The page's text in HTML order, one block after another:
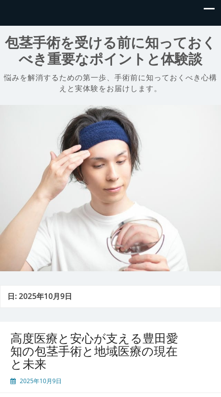
包茎手術を受ける前に知っておく
べき重要なポイントと体験談
悩みを解消するための第一歩、手術前に知っておくべき心構
えと実体験をお届けします。
日:2025年10月9日
高度医療と安心が支える豊田愛
知の包茎手術と地域医療の現在
と未来
2025年10月9日